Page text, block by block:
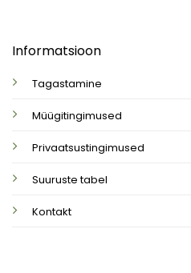
Informatsioon
Tagastamine
Müügitingimused
Privaatsustingimused
Suuruste tabel
Kontakt